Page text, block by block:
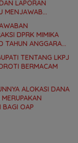
LAPORAN
MENJAWAB
DPRK MIMIKA
TAHUN ANGGARAN
TENTANG LKPJ
BERMACAM
ALOKASI DANA
BAGI OAP